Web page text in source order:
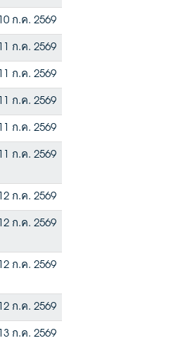
10 ก.ค. 2569
11 ก.ค. 2569
11 ก.ค. 2569
11 ก.ค. 2569
11 ก.ค. 2569
11 ก.ค. 2569
12 ก.ค. 2569
12 ก.ค. 2569
12 ก.ค. 2569
12 ก.ค. 2569
13 ก.ค. 2569